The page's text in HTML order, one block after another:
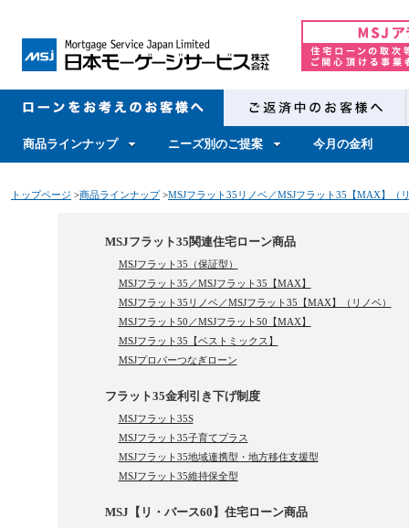
商品ラインナップ ニーズ別のご提案 今月の金利
トップページ >商品ラインナップ>MSJフラット35リノベ／MSJフラット35【MAX】（
MSJフラット35関連住宅ローン商品
MSJフラット35（保証型）
MSJフラット35／MSJフラット35【MAX】
MSJフラット35リノベ／MSJフラット35【MAX】（リノベ）
MSJフラット50／MSJフラット50【MAX】
MSJフラット35【ベストミックス】
MSJプロパーつなぎローン
フラット35金利引き下げ制度
MSJフラット35S
MSJフラット35子育てプラス
MSJフラット35地域連携型・地方移住支援型
MSJフラット35維持保全型
MSJ【リ・バース60】住宅ローン商品